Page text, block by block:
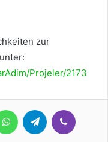
zur
Projeler/2173
WhatsAppTelegram